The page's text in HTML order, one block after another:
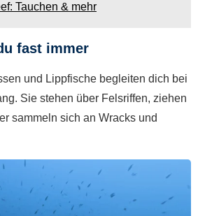
Tauchen & mehr
fast immer
und Lippfische begleiten dich bei
Sie stehen über Felsriffen, ziehen
sammeln sich an Wracks und